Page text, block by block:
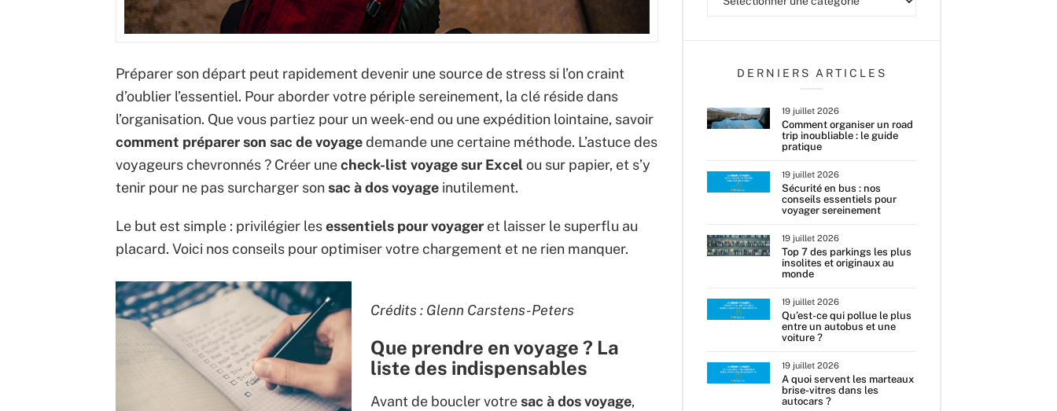
Préparer son départ peut rapidement devenir une source de stress si l’on craint
d’oublier l’essentiel. Pour aborder votre périple sereinement, la clé réside dans
l’organisation. Que vous partiez pour un week-end ou une expédition lointaine, savoir
comment préparer son sac de voyagedemande une certaine méthode. L’astuce des
voyageurs chevronnés ? Créer unecheck-list voyage sur Excelou sur papier, et s’y
tenir pour ne pas surcharger sonsac à dos voyage inutilement.
Le but est simple : privilégier lesessentiels pour voyager et laisser le superflu au
placard. Voici nos conseils pour optimiser votre chargement et ne rien manquer.
Crédits : Glenn Carstens-Peters
Que prendre en voyage ? La
liste des indispensables
Avant de boucler votresac à dos voyage,
DERNIERS ARTICLES
19 juillet 2026
Comment organiser un road
trip inoubliable : le guide
pratique
19 juillet 2026
Sécurité en bus : nos
conseils essentiels pour
voyager sereinement
19 juillet 2026
Top 7 des parkings les plus
insolites et originaux au
monde
19 juillet 2026
Qu’est-ce qui pollue le plus
entre un autobus et une
voiture ?
19 juillet 2026
A quoi servent les marteaux
brise-vitres dans les
autocars ?